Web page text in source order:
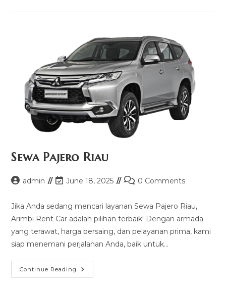
Sewa Pajero Riau
Postadmin
Post
modified:
June 18, 2025
Post0 Comments
Jika Anda sedang mencari layanan Sewa Pajero Riau,
Arimbi Rent Car adalah pilihan terbaik! Dengan armada
yang terawat, harga bersaing, dan pelayanan prima, kami
siap menemani perjalanan Anda, baik untuk…
Continue Reading Sewa
Pajero